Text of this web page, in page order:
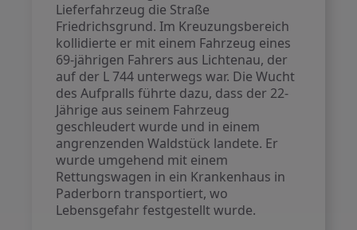
Lieferfahrzeug die Straße
Friedrichsgrund. Im Kreuzungsbereich
kollidierte er mit einem Fahrzeug eines
69-jährigen Fahrers aus Lichtenau, der
auf der L 744 unterwegs war. Die Wucht
des Aufpralls führte dazu, dass der 22-
Jährige aus seinem Fahrzeug
geschleudert wurde und in einem
angrenzenden Waldstück landete. Er
wurde umgehend mit einem
Rettungswagen in ein Krankenhaus in
Paderborn transportiert, wo
Lebensgefahr festgestellt wurde.